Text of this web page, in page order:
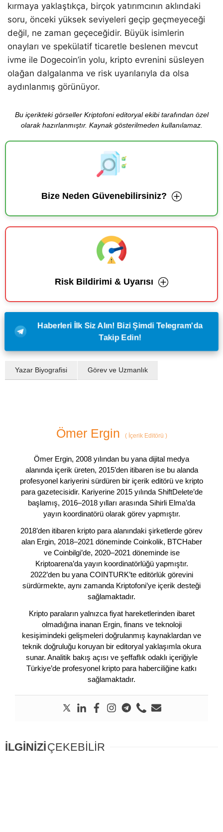
kırmaya yaklaştıkça, birçok yatırımcının aklındaki
soru, önceki yüksek seviyeleri geçip geçmeyeceği
değil, ne zaman geçeceğidir. Büyük isimlerin
onayları ve spekülatif ticaretle beslenen mevcut
ivme ile Dogecoin’in yolu, kripto evrenini süsleyen
olağan dalgalanma ve risk uyarılarıyla da olsa
aydınlanmış görünüyor.
Bu içerikteki görseller Kriptofoni editoryal ekibi tarafından özel
olarak hazırlanmıştır. Kaynak gösterilmeden kullanılamaz.
Bize Neden Güvenebilirsiniz?
Risk Bildirimi & Uyarısı
Haberleri İlk Siz Alın! Bizi Şimdi Telegram'da
Takip Edin!
Yazar Biyografisi Görev ve Uzmanlık
Ömer Ergin (İçerik Editörü )
Ömer Ergin, 2008 yılından bu yana dijital medya
alanında içerik üreten, 2015’den itibaren ise bu alanda
profesyonel kariyerini sürdüren bir içerik editörü ve kripto
para gazetecisidir. Kariyerine 2015 yılında ShiftDelete’de
başlamış, 2016–2018 yılları arasında Sihirli Elma’da
yayın koordinatörü olarak görev yapmıştır.
2018’den itibaren kripto para alanındaki şirketlerde görev
alan Ergin, 2018–2021 döneminde Coinkolik, BTCHaber
ve Coinbilgi’de, 2020–2021 döneminde ise
Kriptoarena’da yayın koordinatörlüğü yapmıştır.
2022’den bu yana COINTURK’te editörlük görevini
sürdürmekte, aynı zamanda Kriptofoni’ye içerik desteği
sağlamaktadır.
Kripto paraların yalnızca fiyat hareketlerinden ibaret
olmadığına inanan Ergin, finans ve teknoloji
kesişimindeki gelişmeleri doğrulanmış kaynaklardan ve
teknik doğruluğu koruyan bir editoryal yaklaşımla okura
sunar. Analitik bakış açısı ve şeffaflık odaklı içeriğiyle
Türkiye’de profesyonel kripto para haberciliğine katkı
sağlamaktadır.
İLGİNİZİÇEKEBİLİR